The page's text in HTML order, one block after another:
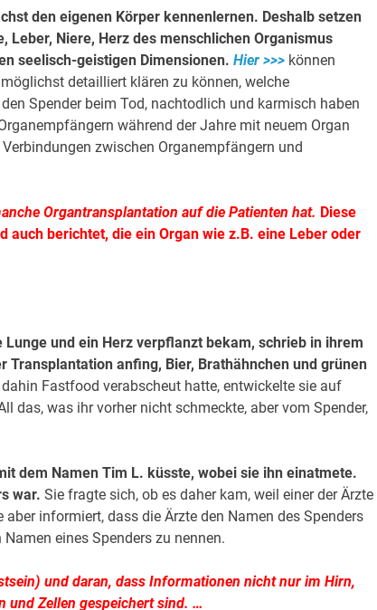
den eigenen Körper kennenlernen. Deshalb setzen
Niere, Herz des menschlichen Organismus
seelisch-geistigen Dimensionen. Hier >>>können
detailliert klären zu können, welche
Spender beim Tod, nachtodlich und karmisch haben
während der Jahre mit neuem Organ
zwischen Organempfängern und
Organtransplantation auf die Patienten hat. Diese
berichtet, die ein Organ wie z.B. eine Leber oder
Lunge und ein Herz verpflanzt bekam, schrieb in ihrem
Transplantation anfing, Bier, Brathähnchen und grünen
Fastfood verabscheut hatte, entwickelte sie auf
das, was ihr vorher nicht schmeckte, aber vom Spender,
dem Namen Tim L. küsste, wobei sie ihn einatmete.
war. Sie fragte sich, ob es daher kam, weil einer der Ärzte
informiert, dass die Ärzte den Namen des Spenders
eines Spenders zu nennen.
und daran, dass Informationen nicht nur im Hirn,
und Zellen gespeichert sind. …